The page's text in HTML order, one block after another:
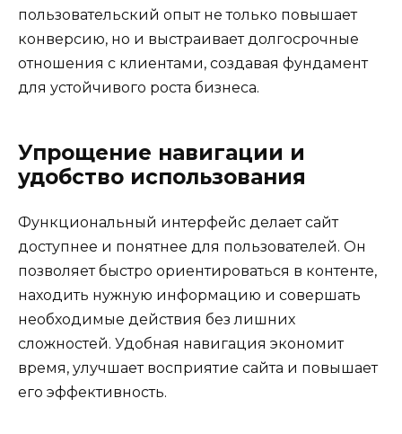
пользовательский опыт не только повышает
конверсию, но и выстраивает долгосрочные
отношения с клиентами, создавая фундамент
для устойчивого роста бизнеса.
Упрощение навигации и
удобство использования
Функциональный интерфейс делает сайт
доступнее и понятнее для пользователей. Он
позволяет быстро ориентироваться в контенте,
находить нужную информацию и совершать
необходимые действия без лишних
сложностей. Удобная навигация экономит
время, улучшает восприятие сайта и повышает
его эффективность.